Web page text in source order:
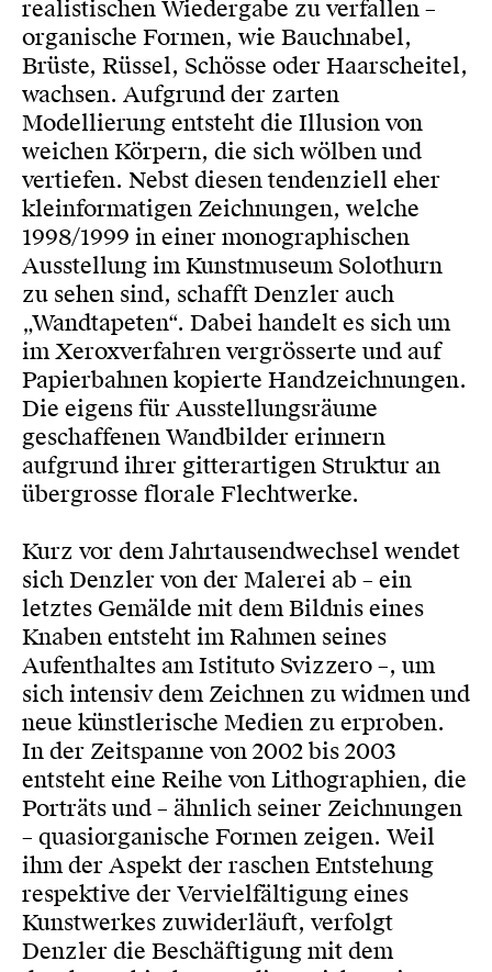
realistischen Wiedergabe zu verfallen –
organische Formen, wie Bauchnabel,
Brüste, Rüssel, Schösse oder Haarscheitel,
wachsen. Aufgrund der zarten
Modellierung entsteht die Illusion von
weichen Körpern, die sich wölben und
vertiefen. Nebst diesen tendenziell eher
kleinformatigen Zeichnungen, welche
1998/1999 in einer monographischen
Ausstellung im Kunstmuseum Solothurn
zu sehen sind, schafft Denzler auch
„Wandtapeten“. Dabei handelt es sich um
im Xeroxverfahren vergrösserte und auf
Papierbahnen kopierte Handzeichnungen.
Die eigens für Ausstellungsräume
geschaffenen Wandbilder erinnern
aufgrund ihrer gitterartigen Struktur an
übergrosse florale Flechtwerke.
Kurz vor dem Jahrtausendwechsel wendet
sich Denzler von der Malerei ab – ein
letztes Gemälde mit dem Bildnis eines
Knaben entsteht im Rahmen seines
Aufenthaltes am Istituto Svizzero –, um
sich intensiv dem Zeichnen zu widmen und
neue künstlerische Medien zu erproben.
In der Zeitspanne von 2002 bis 2003
entsteht eine Reihe von Lithographien, die
Porträts und – ähnlich seiner Zeichnungen
– quasiorganische Formen zeigen. Weil
ihm der Aspekt der raschen Entstehung
respektive der Vervielfältigung eines
Kunstwerkes zuwiderläuft, verfolgt
Denzler die Beschäftigung mit dem